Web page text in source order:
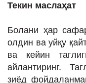
Текин маслаҳат
Болани ҳар
олдин ва уйқу
ва кейин
айлантиринг.
зиёд